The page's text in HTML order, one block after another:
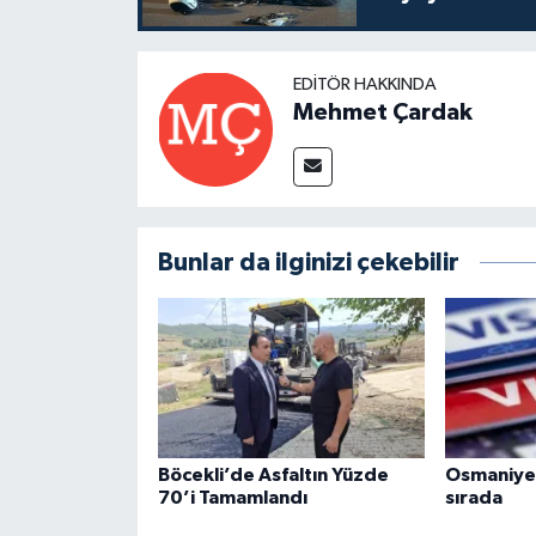
EDITÖR HAKKINDA
Mehmet Çardak
Bunlar da ilginizi çekebilir
Böcekli’de Asfaltın Yüzde
70’i Tamamlandı
sırada